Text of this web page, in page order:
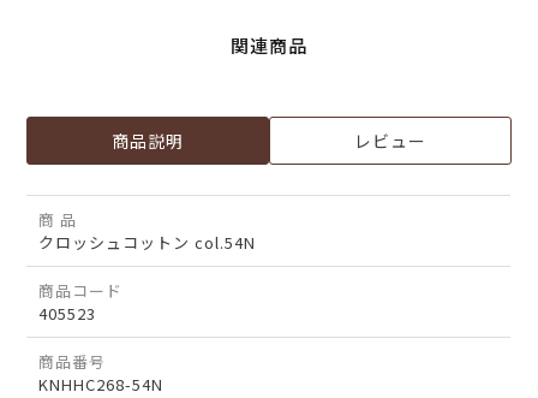
関連商品
商品説明 レビュー
商 品
クロッシュコットン col.54N
商品コード
405523
商品番号
KNHHC268-54N